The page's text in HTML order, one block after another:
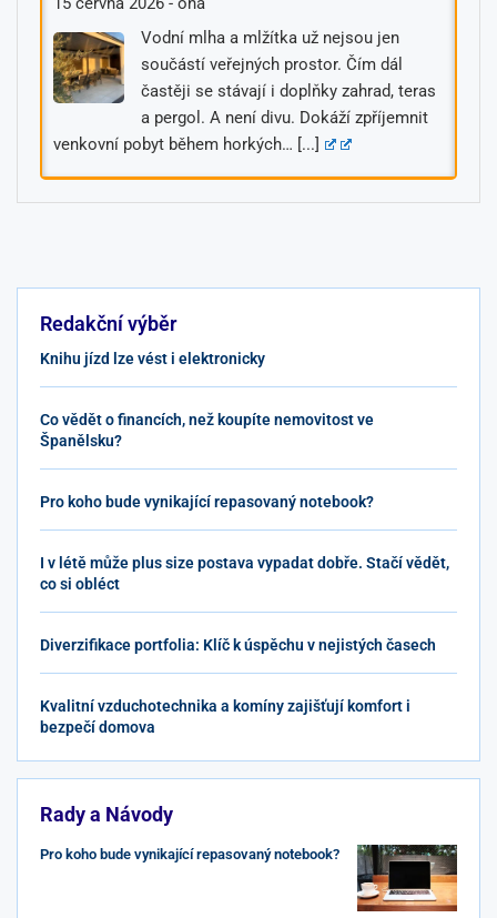
Vodní mlha a mlžítka už nejsou jen
součástí veřejných prostor. Čím dál
častěji se stávají i doplňky zahrad, teras
a pergol. A není divu. Dokáží zpříjemnit
venkovní pobyt během horkých… [...]
Redakční výběr
Knihu jízd lze vést i elektronicky
Co vědět o financích, než koupíte nemovitost ve
Španělsku?
Pro koho bude vynikající repasovaný notebook?
I v létě může plus size postava vypadat dobře. Stačí vědět,
co si obléct
Diverzifikace portfolia: Klíč k úspěchu v nejistých časech
Kvalitní vzduchotechnika a komíny zajišťují komfort i
bezpečí domova
Rady a Návody
Pro koho bude vynikající repasovaný notebook?